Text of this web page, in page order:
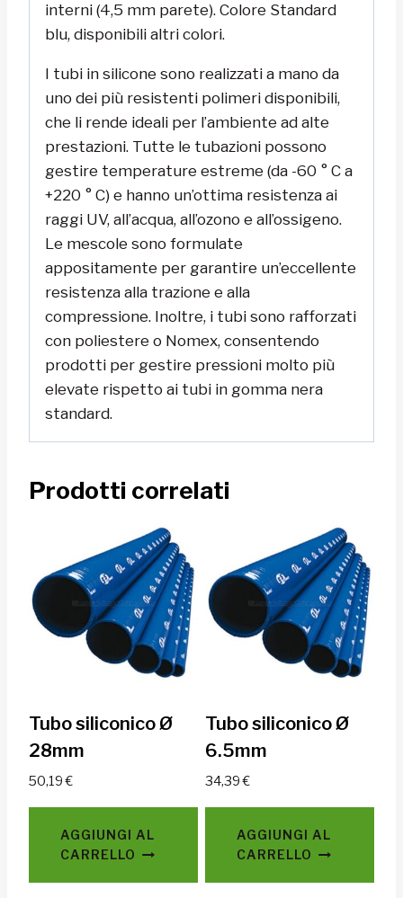
interni (4,5 mm parete). Colore Standard
blu, disponibili altri colori.
I tubi in silicone sono realizzati a mano da
uno dei più resistenti polimeri disponibili,
che li rende ideali per l’ambiente ad alte
prestazioni. Tutte le tubazioni possono
gestire temperature estreme (da -60 ° C a
+220 ° C) e hanno un’ottima resistenza ai
raggi UV, all’acqua, all’ozono e all’ossigeno.
Le mescole sono formulate
appositamente per garantire un’eccellente
resistenza alla trazione e alla
compressione. Inoltre, i tubi sono rafforzati
con poliestere o Nomex, consentendo
prodotti per gestire pressioni molto più
elevate rispetto ai tubi in gomma nera
standard.
Prodotti correlati
Tubo siliconico Ø
28mm
50,19€
AGGIUNGI AL
CARRELLO
Tubo siliconico Ø
6.5mm
34,39€
AGGIUNGI AL
CARRELLO